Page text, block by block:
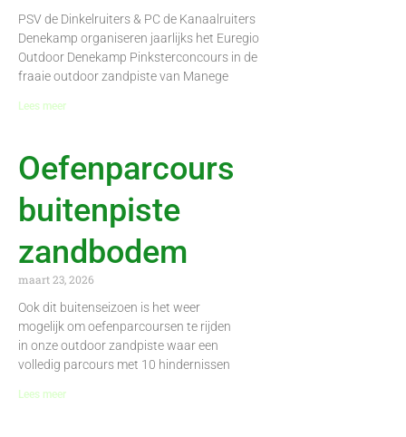
PSV de Dinkelruiters & PC de Kanaalruiters
Denekamp organiseren jaarlijks het Euregio
Outdoor Denekamp Pinksterconcours in de
fraaie outdoor zandpiste van Manege
Lees meer
Oefenparcours
buitenpiste
zandbodem
maart 23, 2026
Ook dit buitenseizoen is het weer
mogelijk om oefenparcoursen te rijden
in onze outdoor zandpiste waar een
volledig parcours met 10 hindernissen
Lees meer